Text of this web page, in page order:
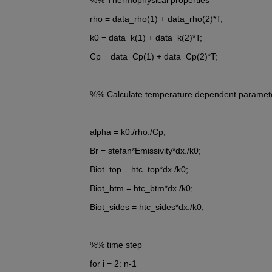
    rho = data_rho(1) + data_rho(2)*T;
    k0 = data_k(1) + data_k(2)*T;
    Cp = data_Cp(1) + data_Cp(2)*T;
%% Calculate temperature dependent
    alpha = k0./rho./Cp;
    Br = stefan*Emissivity*dx./k0;
    Biot_top = htc_top*dx./k0;
    Biot_btm = htc_btm*dx./k0;
    Biot_sides = htc_sides*dx./k0;
    %% time step
    for i = 2: n-1